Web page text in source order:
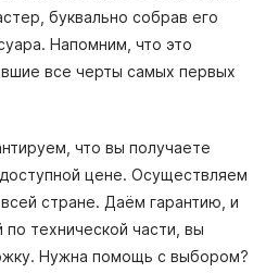
буквально собрав его
Напомним, что это
все черты самых первых
что вы получаете
цене. Осуществляем
стране. Даём гарантию, и
технической части, вы
Нужна помощь с выбором?